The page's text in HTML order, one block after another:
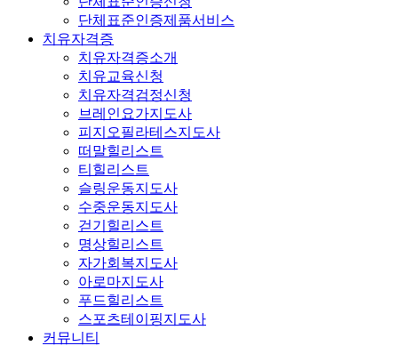
단체표준인증제품서비스
치유자격증
치유자격증소개
치유교육신청
치유자격검정신청
브레인요가지도사
피지오필라테스지도사
떠말힐리스트
티힐리스트
슬링운동지도사
수중운동지도사
걷기힐리스트
명상힐리스트
자가회복지도사
아로마지도사
푸드힐리스트
스포츠테이핑지도사
커뮤니티